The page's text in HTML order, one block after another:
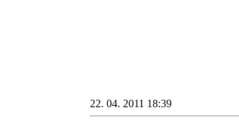
22. 04. 2011 18:39